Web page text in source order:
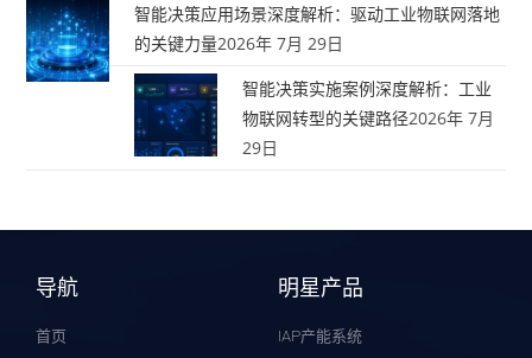
智能决策应用场景深度解析：驱动工业物联网落地
的关键力量2026年 7月 29日
智能决策实施案例深度解析：工业
物联网转型的关键路径2026年 7月
29日
导航
首页
明星产品
IAP产能系统